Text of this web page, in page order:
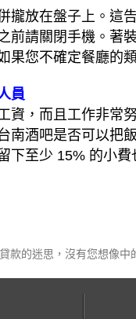
攏放在盤子上。這
前請關閉手機。著
果您不確定餐廳的
員
資，而且工作非常
南酒吧是否可以把
下至少 15% 的小費
款的迷思，沒有您想像中